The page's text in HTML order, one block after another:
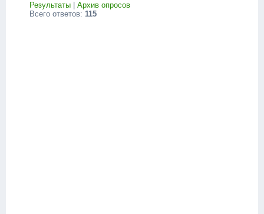
Результаты
Архив опросов
Всего ответов: 115